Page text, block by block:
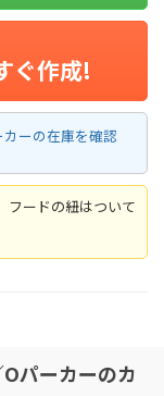
ぐ作成!
ーの在庫を確認
フードの紐はついて
パーカーのカ